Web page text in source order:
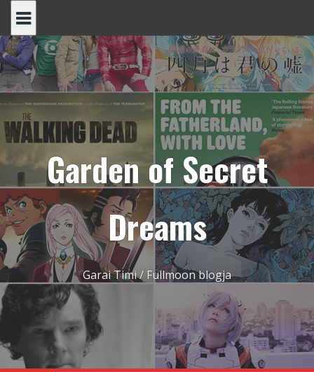
content
Garden of Secret
Dreams
Garai Timi / Fullmoon blogja